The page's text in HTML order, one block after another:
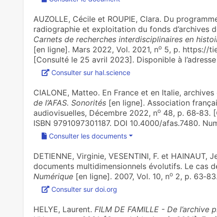
AUZOLLE, Cécile et ROUPIE, Clara. Du
radiographie et exploitation du fonds d’archives
Carnets de recherches interdisciplinaires en
[en ligne]. Mars 2022, Vol. 2021, no5, p. https://
[Consulté le 25 avril 2023]. Disponible à
Consulter sur hal.science
CIALONE, Matteo. En France et en Italie,
de l’AFAS. Sonorités[en ligne]. Association
audiovisuelles, Décembre 2022, no48, p. 68‑83.
ISBN 9791097301187. DOI 10.4000/afas.7480.
Consulter les documents
DETIENNE, Virginie, VESENTINI, F. et
documents multidimensionnels évolutifs. Le cas
Numérique[en ligne]. 2007, Vol. 10, no2, p.
Consulter sur doi.org
HELYE, Laurent. FILM DE FAMILLE - De